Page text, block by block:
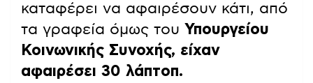
καταφέρει να αφαιρέσουν κάτι, από
τα γραφεία όμως του Υπουργείου
Κοινωνικής Συνοχής, είχαν
αφαιρέσει 30 λάπτοπ.